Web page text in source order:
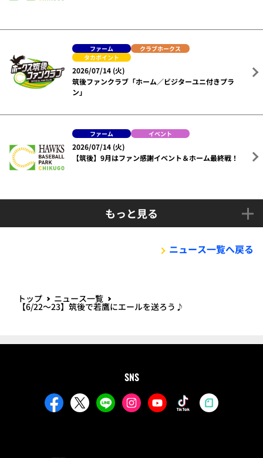
ファーム
クラブホークス
タカポイント
2026/07/14 (火)
筑後ファンクラブ「ホーム／ビジターユニ付きプラ
ン」
ファーム イベント
2026/07/14 (火)
【筑後】9月はファン感謝イベント＆ホーム最終戦！
もっと見る
ニュース一覧へ戻る
トップ ニュース一覧
【6/22～23】筑後で若鷹にエールを送ろう♪
SNS